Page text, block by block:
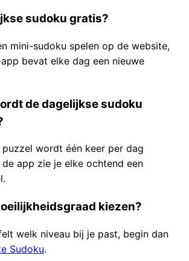
sudoku gratis?
mini-sudoku spelen op de website,
bevat elke dag een nieuwe
de dagelijkse sudoku
puzzel wordt één keer per dag
app zie je elke ochtend een
kiezen?
welk niveau bij je past, begin dan
Sudoku.